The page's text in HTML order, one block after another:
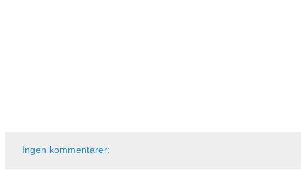
Ingen kommentarer: